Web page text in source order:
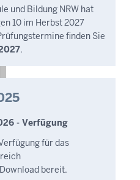
und Bildung NRW hat
10 im Herbst 2027
finden Sie
.
- Verfügung
für das
bereit.